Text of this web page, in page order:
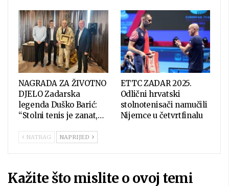
NAGRADA ZA ŽIVOTNO
DJELO Zadarska
legenda Duško Barić:
“Stolni tenis je zanat,…
ETTC ZADAR 2025.
Odlični hrvatski
stolnotenisači namučili
Nijemce u četvrtfinalu
NATRAG NAPRIJED
Kažite što mislite o ovoj temi